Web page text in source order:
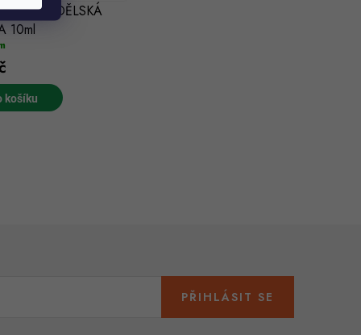
ANDĚLSKÁ
10ml
košíku
PŘIHLÁSIT SE